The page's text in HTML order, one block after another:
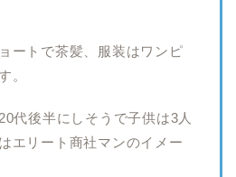
ートで茶髪、服装はワンピ
。
代後半にしそうで子供は3人
エリート商社マンのイメー